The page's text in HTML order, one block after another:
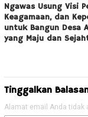
Ngawas Usung Visi
Keagamaan, dan
untuk Bangun Desa
yang Maju dan
Tinggalkan
Alamat email Anda tidak